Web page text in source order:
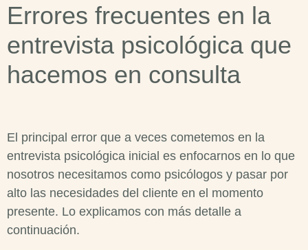
Errores frecuentes en la
entrevista psicológica que
hacemos en consulta
El principal error que a veces cometemos en la
entrevista psicológica inicial es enfocarnos en lo que
nosotros necesitamos como psicólogos y pasar por
alto las necesidades del cliente en el momento
presente. Lo explicamos con más detalle a
continuación.